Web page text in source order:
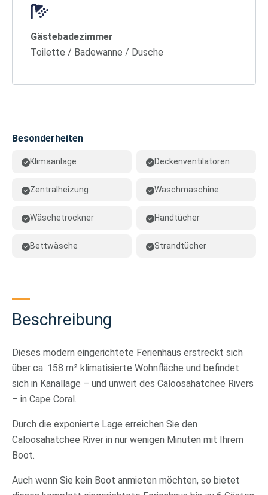
Gästebadezimmer
Toilette / Badewanne / Dusche
Besonderheiten
Klimaanlage Deckenventilatoren
Zentralheizung Waschmaschine
Wäschetrockner Handtücher
Bettwäsche Strandtücher
Beschreibung
Dieses modern eingerichtete Ferienhaus erstreckt sich
über ca. 158 m² klimatisierte Wohnfläche und befindet
sich in Kanallage – und unweit des Caloosahatchee Rivers
– in Cape Coral.
Durch die exponierte Lage erreichen Sie den
Caloosahatchee River in nur wenigen Minuten mit Ihrem
Boot.
Auch wenn Sie kein Boot anmieten möchten, so bietet